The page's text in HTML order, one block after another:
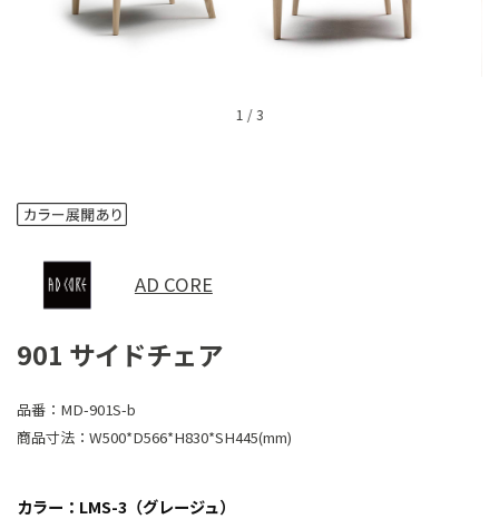
1 /3
AD CORE
901 サイドチェア
品番： MD-901S-b
商品寸法： W500*D566*H830*SH445(mm)
カラー：LMS-3（グレージュ）